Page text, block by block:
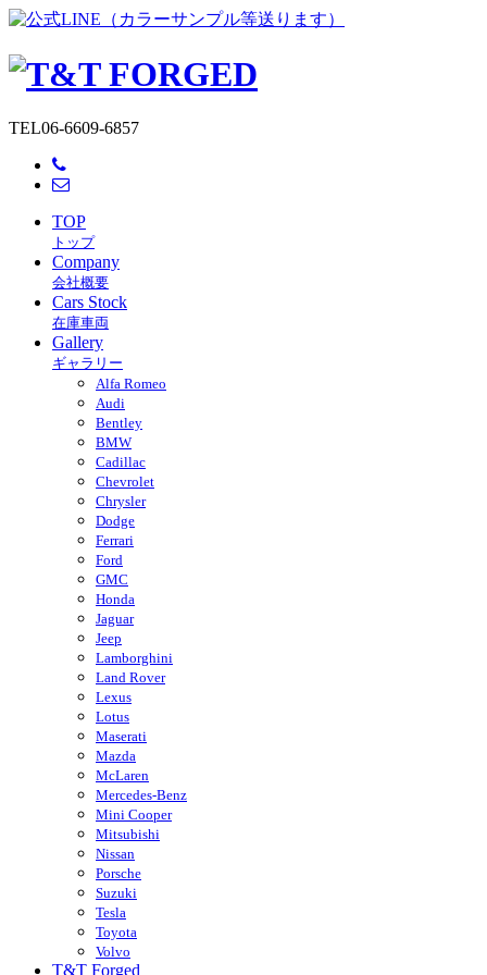
TEL06-6609-6857
TOP
トップ
Company
会社概要
Cars Stock
在庫車両
Gallery
ギャラリー
Alfa Romeo
Audi
Bentley
BMW
Cadillac
Chevrolet
Chrysler
Dodge
Ferrari
Ford
GMC
Honda
Jaguar
Jeep
Lamborghini
Land Rover
Lexus
Lotus
Maserati
Mazda
McLaren
Mercedes-Benz
Mini Cooper
Mitsubishi
Nissan
Porsche
Suzuki
Tesla
Toyota
Volvo
T&T Forged